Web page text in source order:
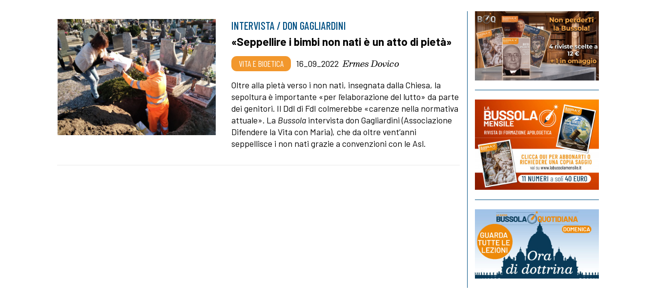
INTERVISTA / DON GAGLIARDINI
«Seppellire i bimbi non nati è un atto di pietà»
VITA E BIOETICA 16_09_2022 Ermes Dovico
Oltre alla pietà verso i non nati, insegnata dalla Chiesa, la
sepoltura è importante «per l’elaborazione del lutto» da parte
dei genitori. Il Ddl di FdI colmerebbe «carenze nella normativa
attuale». La Bussola intervista don Gagliardini (Associazione
Difendere la Vita con Maria), che da oltre vent’anni
seppellisce i non nati grazie a convenzioni con le Asl.